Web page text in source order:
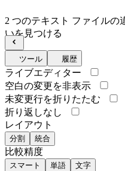
2 つのテキスト ファイルの
いを見つける
ツール 履歴
ライブエディター
空白の変更を非表示
未変更行を折りたたむ
折り返しなし
レイアウト
分割 統合
比較精度
スマート 単語 文字